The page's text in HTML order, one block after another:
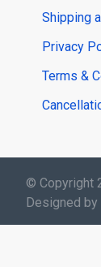
Shipping
Privacy
Terms &
© Copyright
Designed